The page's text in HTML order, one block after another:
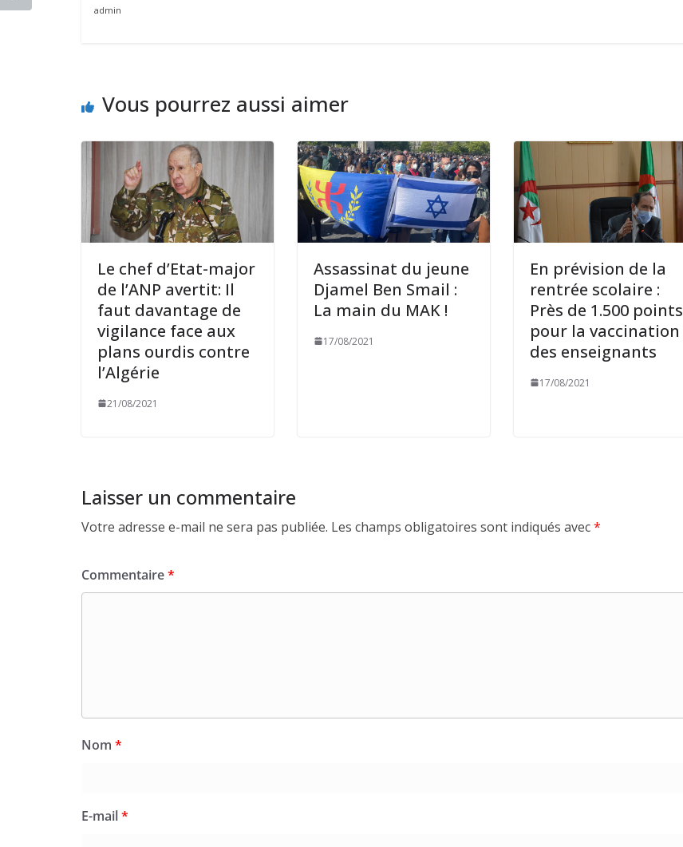
admin
Vous pourrez aussi aimer
Le chef d’Etat-major
de l’ANP avertit: Il
faut davantage de
vigilance face aux
plans ourdis contre
l’Algérie
21/08/2021
Assassinat du jeune
Djamel Ben Smail :
La main du MAK !
17/08/2021
En prévision de la
rentrée scolaire :
Près de 1.500 points
pour la vaccination
des enseignants
17/08/2021
Laisser un commentaire
Votre adresse e-mail ne sera pas publiée. Les champs obligatoires sont indiqués avec*
Commentaire*
Nom *
E-mail*